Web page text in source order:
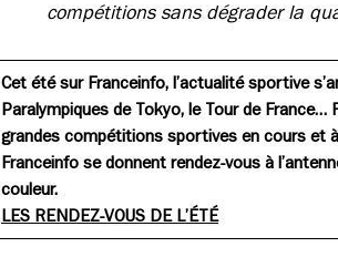
compétitions sans dégrader la
Cet été sur Franceinfo, l’actualité sportive
Paralympiques de Tokyo, le Tour de
grandes compétitions sportives en cours et
Franceinfo se donnent rendez-vous à
couleur.
LES RENDEZ-VOUS DE L’ÉTÉ